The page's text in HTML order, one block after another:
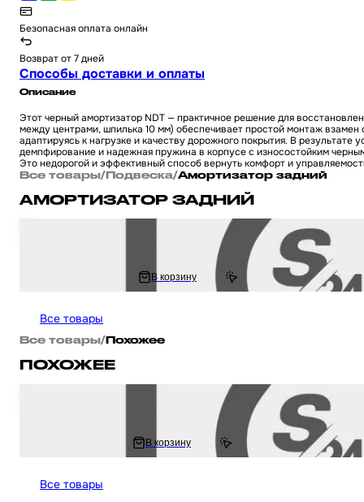
Безопасная оплата онлайн
Возврат от 7 дней
Способы доставки и оплаты
Описание
Этот черный амортизатор NDT — практичное решение для
между центрами, шпилька 10 мм) обеспечивает простой монтаж взамен
адаптируясь к нагрузке и качеству дорожного покрытия. В
демпфирование и надежная пружина в корпусе с износостойким
Это недорогой и эффективный способ вернуть комфорт и
Все товары/Подвеска/Амортизатор задний
АМОРТИЗАТОР ЗАДНИЙ
Амортизатор на китайский 4Т мотоцикл / скутер GY6, HONDA DIO /
В корзину
Все товары
Все товары/Похожее
ПОХОЖЕЕ
Амортизатор на китайский 4Т мотоцикл / скутер GY6, HONDA DIO /
В корзину
Все товары